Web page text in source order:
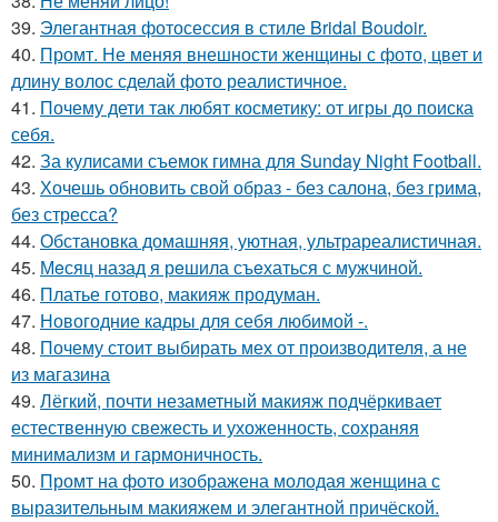
39. Элегантная фотосессия в стиле Bridal Boudoir.
40. Промт. Не меняя внешности женщины с фото, цвет и
длину волос сделай фото реалистичное.
41. Почему дети так любят косметику: от игры до поиска
себя.
42. За кулисами съемок гимна для Sunday Night Football.
43. Хочешь обновить свой образ - без салона, без грима,
без стресса?
44. Обстановка домашняя, уютная, ультрареалистичная.
45. Мeсяц назад я рeшила съeхаться с мужчиной.
46. Платье готово, макияж продуман.
47. Новогодние кадры для себя любимой -.
48. Почему стоит выбирать мех от производителя, а не
из магазина
49. Лёгкий, почти незаметный макияж подчёркивает
естественную свежесть и ухоженность, сохраняя
минимализм и гармоничность.
50. Промт на фото изображена молодая женщина с
выразительным макияжем и элегантной причёской.